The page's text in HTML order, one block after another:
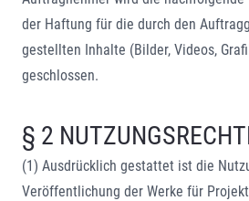
der Haftung für die durch den
gestellten Inhalte (Bilder, Videos,
geschlossen.
§ 2
(1) Ausdrücklich gestattet ist die
Veröffentlichung der Werke für